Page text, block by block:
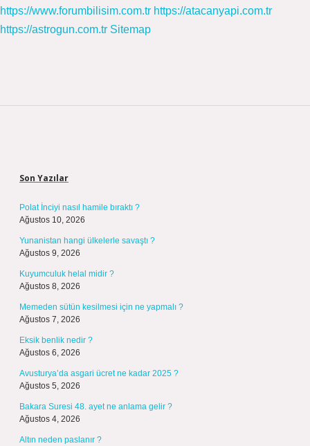
https://www.forumbilisim.com.tr https://atacanyapi.com.tr
https://astrogun.com.tr Sitemap
Son Yazılar
Polat İnciyi nasıl hamile bıraktı ?
Ağustos 10, 2026
Yunanistan hangi ülkelerle savaştı ?
Ağustos 9, 2026
Kuyumculuk helal midir ?
Ağustos 8, 2026
Memeden sütün kesilmesi için ne yapmalı ?
Ağustos 7, 2026
Eksik benlik nedir ?
Ağustos 6, 2026
Avusturya’da asgari ücret ne kadar 2025 ?
Ağustos 5, 2026
Bakara Suresi 48. ayet ne anlama gelir ?
Ağustos 4, 2026
Altın neden paslanır ?